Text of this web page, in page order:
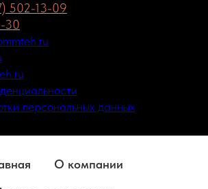
502-13-09
30
персональных данных
О компании